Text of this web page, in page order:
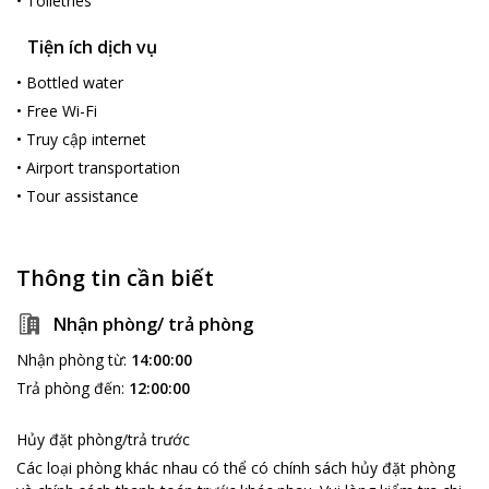
Mihaco Apartments and Hotel rất phù hợp với các gia đình và
Tiện ích dịch vụ
• Bottled water
• Free Wi-Fi
• Truy cập internet
• Airport transportation
• Tour assistance
Thông tin cần biết
Nhận phòng/ trả phòng
Nhận phòng từ: 14:00:00
Trả phòng đến: 12:00:00
Hủy đặt phòng/trả trước
Các loại phòng khác nhau có thể có chính sách hủy đặt phòng